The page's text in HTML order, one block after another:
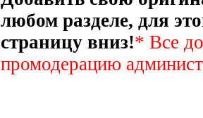
любом разделе, для
страницу вниз!* Все
промодерацию